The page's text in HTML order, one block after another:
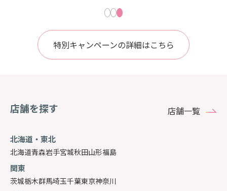
特別キャンペーンの詳細はこちら
店舗を探す 店舗一覧
北海道・東北
北海道青森岩手宮城秋田山形福島
関東
茨城栃木群馬埼玉千葉東京神奈川